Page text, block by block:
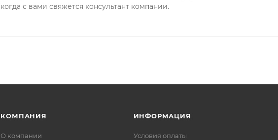
когда с вами свяжется консультант компании.
КОМПАНИЯ
О компании
ИНФОРМАЦИЯ
Условия оплаты